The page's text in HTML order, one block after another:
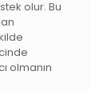
olur. Bu
olmanın